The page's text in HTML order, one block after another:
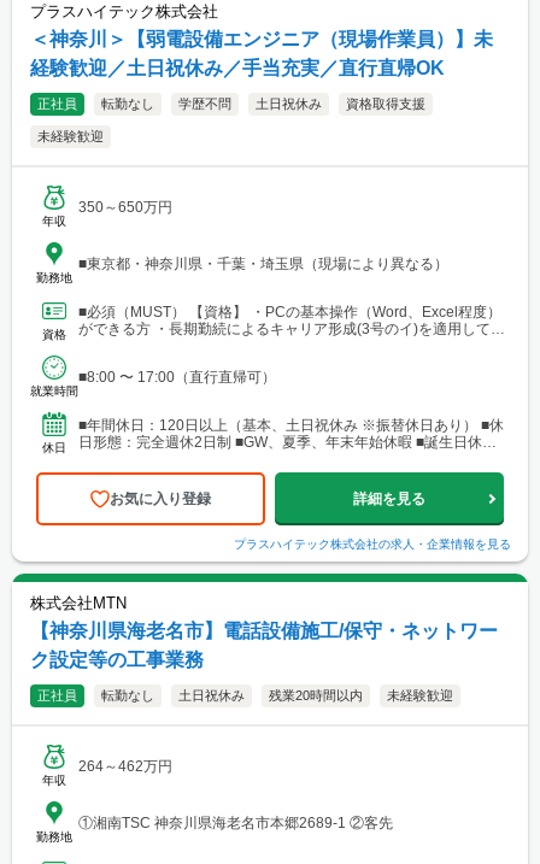
プラスハイテック株式会社
＜神奈川＞【弱電設備エンジニア（現場作業員）】未
経験歓迎／土日祝休み／手当充実／直行直帰OK
正社員 転勤なし 学歴不問 土日祝休み 資格取得支援
未経験歓迎
年収
350～650万円
勤務地
■東京都・神奈川県・千葉・埼玉県（現場により異なる）
資格
■必須（MUST） 【資格】 ・PCの基本操作（Word、Excel程度）
ができる方 ・長期勤続によるキャリア形成(3号のイ)を適用して39
就業時間
■8:00 〜 17:00（直行直帰可）
休日
■年間休日：120日以上（基本、土日祝休み ※振替休日あり） ■休
日形態：完全週休2日制 ■GW、夏季、年末年始休暇 ■誕生日休暇
お気に入り登録 詳細を見る
プラスハイテック株式会社の求人・企業情報を見る
株式会社MTN
【神奈川県海老名市】電話設備施工/保守・ネットワー
ク設定等の工事業務
正社員 転勤なし 土日祝休み 残業20時間以内 未経験歓迎
年収
264～462万円
勤務地
①湘南TSC 神奈川県海老名市本郷2689‐1 ②客先